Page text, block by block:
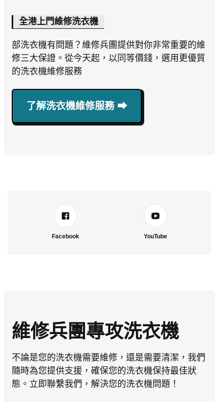
全港上門維修洗衣機
部洗衣機有問題？維修兵團提供對你非常重要的維
修三大保證。從今天起，以同等價錢，選用更優質
的洗衣機維修服務
了解洗衣機維修服務 ⮕
Facebook YouTube
維修兵團專攻洗衣機
不論是您的洗衣機需要維修，還是需要清潔，我們
隨時為您提供支援，確保您的洗衣機保持最佳狀
態。立即聯繫我們，解決您的洗衣機問題！